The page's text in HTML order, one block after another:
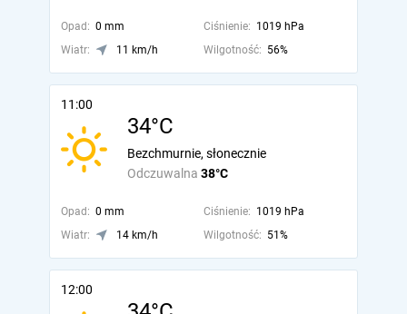
Opad: 0 mm Ciśnienie: 1019 hPa
Wiatr:
11 km/h Wilgotność: 56%
11:00
34°C
Odczuwalna 38°C
Bezchmurnie, słonecznie
Opad: 0 mm Ciśnienie: 1019 hPa
Wiatr:
14 km/h Wilgotność: 51%
12:00